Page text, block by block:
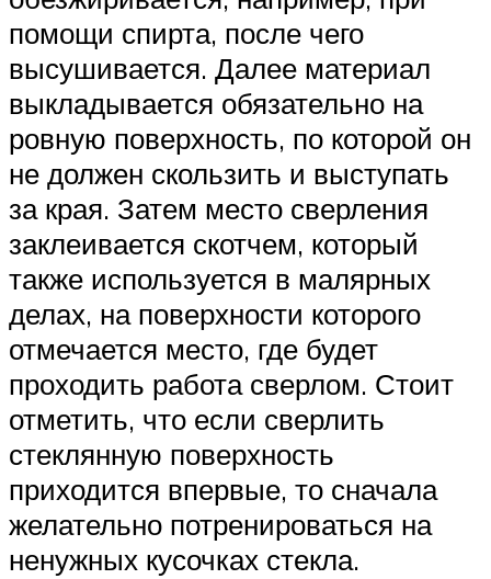
помощи спирта, после чего
высушивается. Далее материал
выкладывается обязательно на
ровную поверхность, по которой он
не должен скользить и выступать
за края. Затем место сверления
заклеивается скотчем, который
также используется в малярных
делах, на поверхности которого
отмечается место, где будет
проходить работа сверлом. Стоит
отметить, что если сверлить
стеклянную поверхность
приходится впервые, то сначала
желательно потренироваться на
ненужных кусочках стекла.